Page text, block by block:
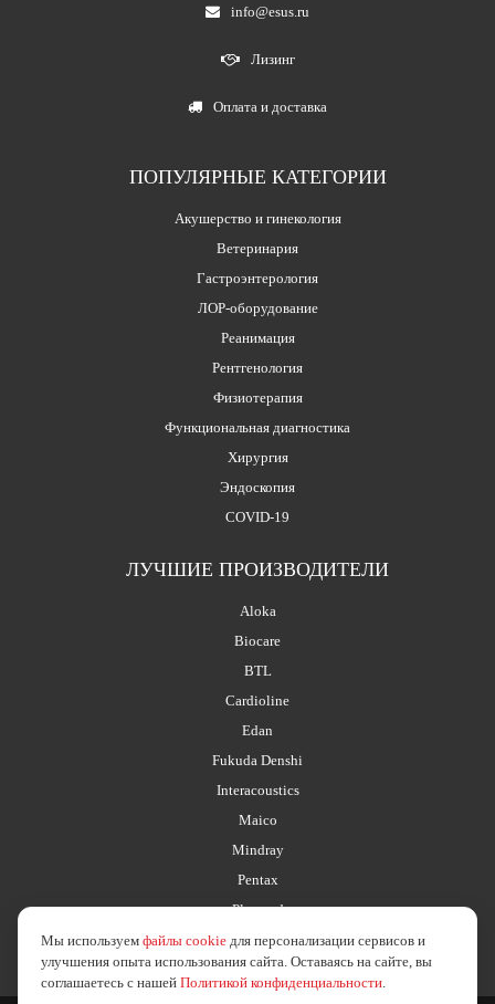
info@esus.ru
Лизинг
Оплата и доставка
ПОПУЛЯРНЫЕ КАТЕГОРИИ
Акушерство и гинекология
Ветеринария
Гастроэнтерология
ЛОР-оборудование
Реанимация
Рентгенология
Физиотерапия
Функциональная диагностика
Хирургия
Эндоскопия
COVID-19
ЛУЧШИЕ ПРОИЗВОДИТЕЛИ
Aloka
Biocare
BTL
Cardioline
Edan
Fukuda Denshi
Interacoustics
Maico
Mindray
Pentax
Planmed
Мы используем файлы cookie для персонализации сервисов и
улучшения опыта использования сайта. Оставаясь на сайте, вы
соглашаетесь с нашей Политикой конфиденциальности.